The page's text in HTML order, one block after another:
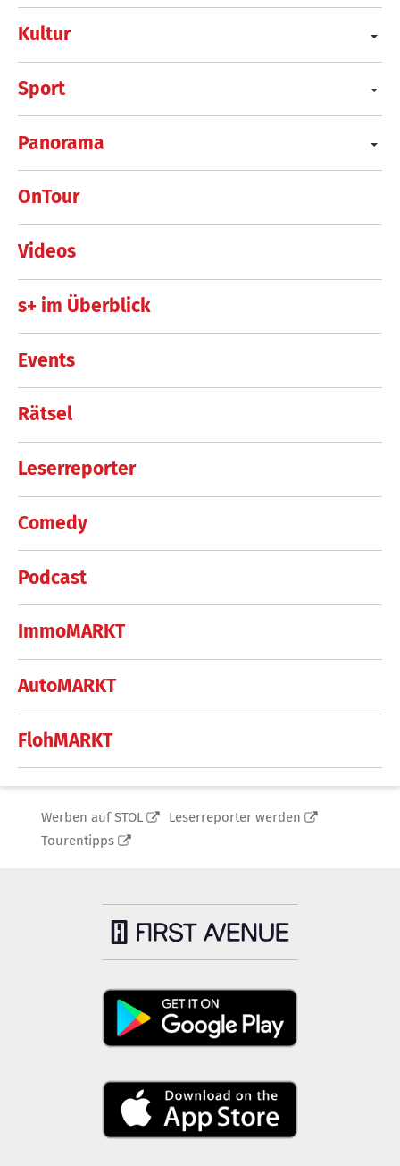
Kultur
Sport
Panorama
OnTour
Videos
s+ im Überblick
Events
Rätsel
Leserreporter
Comedy
Podcast
ImmoMARKT
AutoMARKT
FlohMARKT
Werben auf STOL
Leserreporter werden
Tourentipps